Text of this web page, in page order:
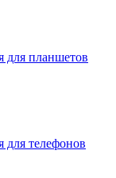
для планшетов
для телефонов